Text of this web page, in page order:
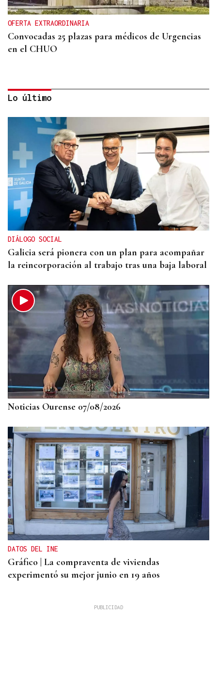
OFERTA EXTRAORDINARIA
Convocadas 25 plazas para médicos de Urgencias
en el CHUO
RESOLUCIÓN DEL TRIBUNAL
El Concello de Ourense, sitiado tras caer la
adjudicación del autobús
Lo último
DIÁLOGO SOCIAL
Galicia será pionera con un plan para acompañar
la reincorporación al trabajo tras una baja laboral
Noticias Ourense 07/08/2026
DATOS DEL INE
Gráfico | La compraventa de viviendas
experimentó su mejor junio en 19 años